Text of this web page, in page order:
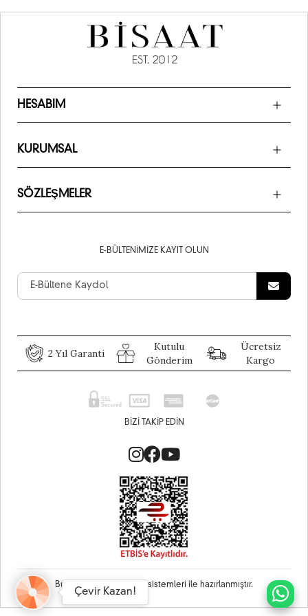
HESABIM
KURUMSAL
SÖZLEŞMELER
E-BÜLTENIMIZE KAYIT OLUN
2 Yıl Garanti
Kutulu
Gönderim
Ücretsiz
Kargo
BIZI TAKIP EDIN
Bu site Vikaon E-Ticaret sistemleri ile hazırlanmıştır.
Çevir Kazan!